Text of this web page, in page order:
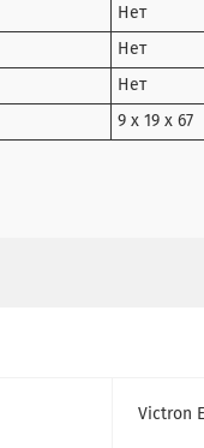
Нет
Нет
Нет
9 x 19 x 67
Victron